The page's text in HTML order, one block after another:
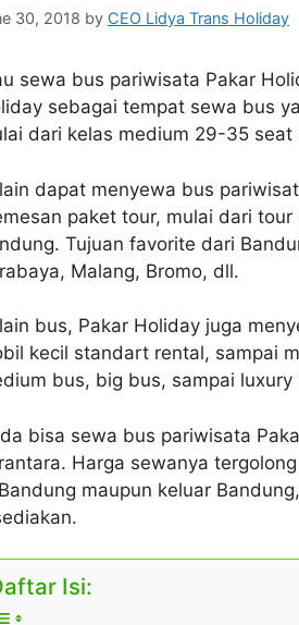
30, 2018 by CEO Lidya Trans Holiday
sewa bus pariwisata Pakar
sebagai tempat sewa bus
dari kelas medium 29-35
dapat menyewa bus
paket tour, mulai dari
Tujuan favorite dari
Malang, Bromo, dll.
bus, Pakar Holiday juga
kecil standart rental, sampai
bus, big bus, sampai luxury
bisa sewa bus pariwisata
Harga sewanya
maupun keluar
Isi: